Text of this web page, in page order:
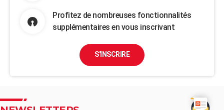
Profitez de nombreuses fonctionnalités
supplémentaires en vous inscrivant
S'INSCRIRE